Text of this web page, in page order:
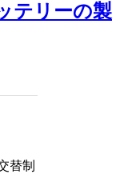
テリーの製
替制